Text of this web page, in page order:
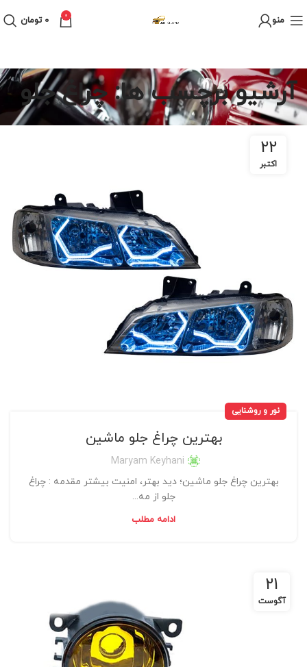
منو 0
0 تومان
آرشیو برچسب ها: چراغ جلو
22
اکتبر
نور و روشنایی
بهترین چراغ جلو ماشین
Maryam Keyhani
بهترین چراغ جلو ماشین؛ دید بهتر، امنیت بیشتر مقدمه : چراغ
جلو از مه...
ادامه مطلب
21
آگوست